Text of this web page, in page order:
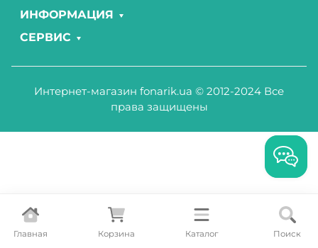
Главная Корзина Каталог Поиск
ИНФОРМАЦИЯ
СЕРВИС
Интернет-магазин fonarik.ua © 2012-2024 Все
права защищены